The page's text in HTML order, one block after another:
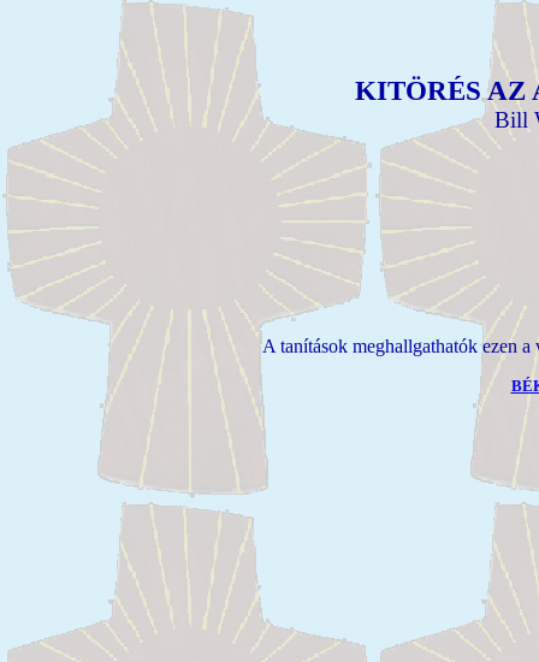
KITÖRÉS AZ
Bill
A tanítások meghallgathatók ezen